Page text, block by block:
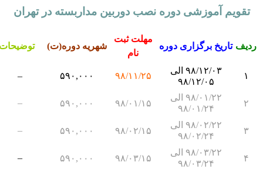
تقویم آموزشی دوره نصب دوربین مداربسته در تهران
تاریخ برگزاری دوره
مهلت ثبت
نام
شهریه دوره(ت) توضیحات
۹۸/۱۲/۰۳ الی
۹۸/۱۲/۰۵
۹۸/۱۱/۲۵ ۵۹۰,۰۰۰
۹۸/۰۱/۲۲ الی
۹۸/۰۱/۲۴
۹۸/۰۱/۱۵ ۵۹۰,۰۰۰
۹۸/۰۲/۲۲ الی
۹۸/۰۲/۲۴
۹۸/۰۲/۱۵ ۵۹۰,۰۰۰
۹۸/۰۳/۲۲ الی
۹۸/۰۳/۲۴
۹۸/۰۳/۱۵ ۵۹۰,۰۰۰